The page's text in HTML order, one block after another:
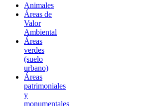
Animales
Áreas de
Valor
Ambiental
Áreas
verdes
(suelo
urbano)
Áreas
patrimoniales
y
monumentales